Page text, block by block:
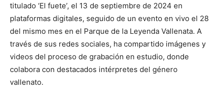
titulado ‘El fuete’, el 13 de septiembre de 2024 en
plataformas digitales, seguido de un evento en vivo el 28
del mismo mes en el Parque de la Leyenda Vallenata. A
través de sus redes sociales, ha compartido imágenes y
videos del proceso de grabación en estudio, donde
colabora con destacados intérpretes del género
vallenato.